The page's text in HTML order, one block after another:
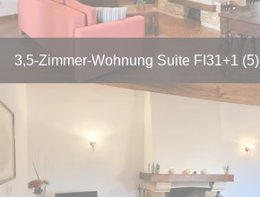
3,5-Zimmer-Wohnung Suite FI31+1 (5)